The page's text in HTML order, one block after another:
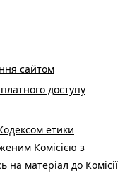
сайтом
доступу
етики
Комісією з
на матеріал до Комісії